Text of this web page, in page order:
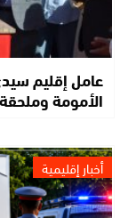
عامل إقليم
الأمومة
أخبار إقليمية